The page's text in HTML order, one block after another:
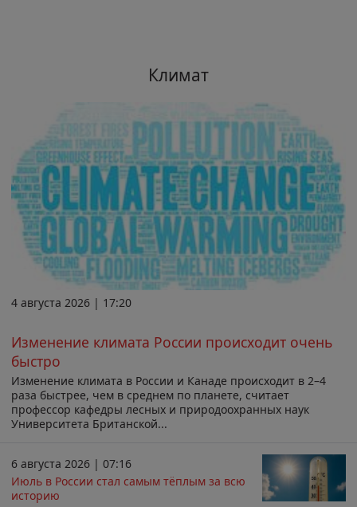
Климат
4 августа 2026 | 17:20
Изменение климата России происходит очень
быстро
Изменение климата в России и Канаде происходит в 2–4
раза быстрее, чем в среднем по планете, считает
профессор кафедры лесных и природоохранных наук
Университета Британской...
6 августа 2026 | 07:16
Июль в России стал самым тёплым за всю
историю